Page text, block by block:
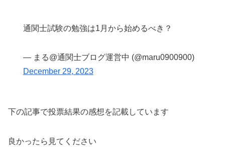
通関士試験の勉強は1月から始めるべき？
— まる@通関士ブログ運営中 (@maru0900900)
December 29, 2023
下の記事で投票結果の感想を記載しています
良かったら見てください